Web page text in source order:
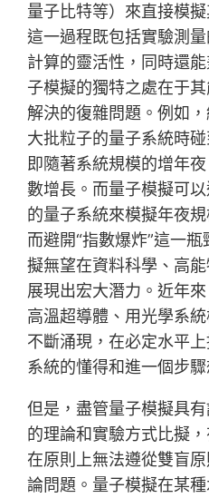
量子比特等）來直接模
這一過程既包括實驗測
計算的靈活性，同時還
子模擬的獨特之處在于
解決的復雜問題。例如
大批粒子的量子系統時碰
即隨著系統規模的增年
數增長。而量子模擬可
的量子系統來模擬年夜
而避開“指數爆炸”這一
擬無望在資料科學、高
展現出宏大潛力。近年
高溫超導體、用光學系
不斷涌現，在必定水平
系統的懂得和進一個步驟
但是，盡管量子模擬具
的理論和實驗方式比擬
在原則上無法遵從雙盲
論問題。量子模擬在某